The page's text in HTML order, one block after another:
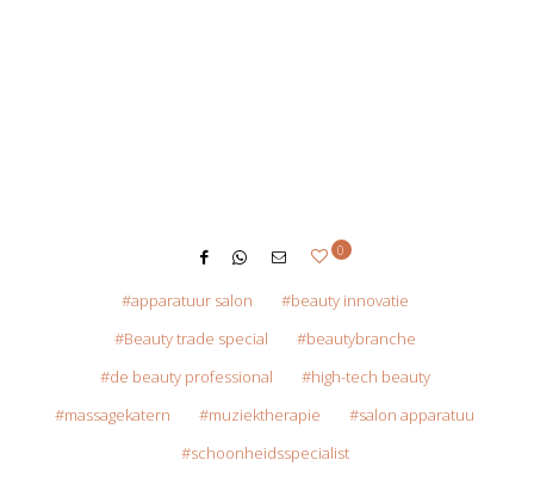
0
apparatuur salon
beauty innovatie
Beauty trade special
beautybranche
de beauty professional
high-tech beauty
massagekatern
muziektherapie
salon apparatuu
schoonheidsspecialist